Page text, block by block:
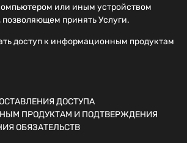
или иным устройством
принять Услуги.
доступ к информационным продуктам
ДОСТУПА
ПРОДУКТАМ И ПОДТВЕРЖДЕНИЯ
ОБЯЗАТЕЛЬСТВ